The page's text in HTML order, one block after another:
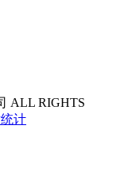
ALL RIGHTS
计